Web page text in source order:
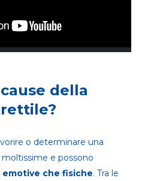
della
o determinare una
e possono
emotive che fisiche. Tra le